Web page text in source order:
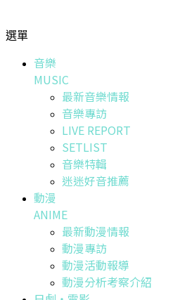
選單
音樂
MUSIC
最新音樂情報
音樂專訪
LIVE REPORT
SETLIST
音樂特輯
迷迷好音推薦
動漫
ANIME
最新動漫情報
動漫專訪
動漫活動報導
動漫分析考察介紹